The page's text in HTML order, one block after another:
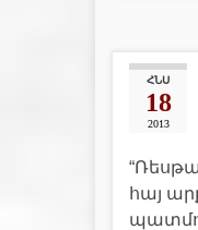
ՀՆՍ
18
2013
հայ